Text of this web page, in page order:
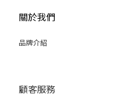
關於我們
品牌介紹
顧客服務